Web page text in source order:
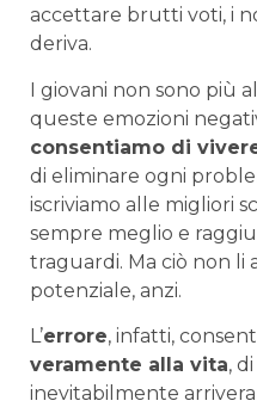
accettare brutti voti, i
deriva.
I giovani non sono più
queste emozioni
consentiamo di
di eliminare ogni
iscriviamo alle migliori
sempre meglio e
traguardi. Ma ciò non li
potenziale, anzi.
L’errore, infatti,
veramente alla vita,
inevitabilmente